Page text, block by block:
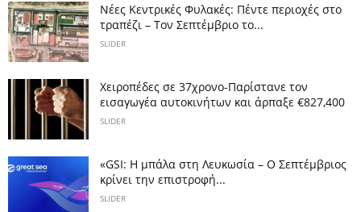
Νέες Κεντρικές Φυλακές: Πέντε περιοχές στο
τραπέζι – Τον Σεπτέμβριο το...
SLIDER
Χειροπέδες σε 37χρονο-Παρίστανε τον
εισαγωγέα αυτοκινήτων και άρπαξε €827,400
SLIDER
«GSI: Η μπάλα στη Λευκωσία – Ο Σεπτέμβριος
κρίνει την επιστροφή...
SLIDER